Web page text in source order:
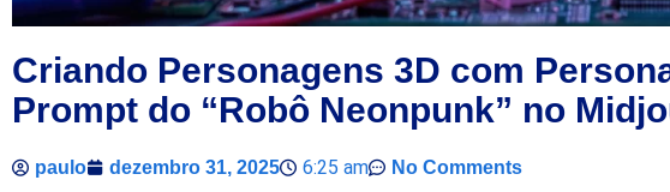
Criando Personagens 3D com
Prompt do “Robô Neonpunk” no
paulo dezembro 31, 2025 6:25 am No Comments